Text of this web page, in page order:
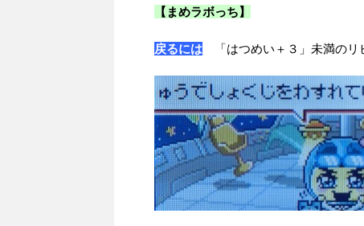
【まめラボっち】
戻るには 「はつめい＋３」未満のリ